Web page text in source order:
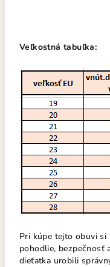
Veľkostná tabuľka:
Pri kúpe tejto obuvi
pohodlie, bezpečnosť
dieťatka urobili